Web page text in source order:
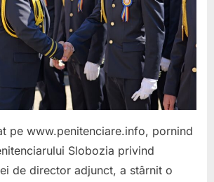
DE
ESTE
FALS.
A
CE
pe www.penitenciare.info, pornind
Slobozia privind
de director adjunct, a stârnit o